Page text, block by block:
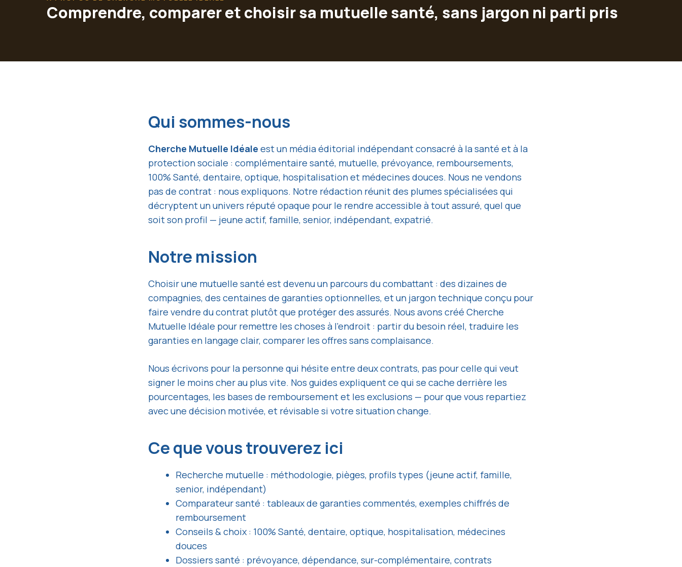
Comprendre, comparer et choisir sa mutuelle santé, sans jargon ni parti pris
Qui sommes-nous
Cherche Mutuelle Idéale est un média éditorial indépendant consacré à la santé et à la
protection sociale : complémentaire santé, mutuelle, prévoyance, remboursements,
100% Santé, dentaire, optique, hospitalisation et médecines douces. Nous ne vendons
pas de contrat : nous expliquons. Notre rédaction réunit des plumes spécialisées qui
décryptent un univers réputé opaque pour le rendre accessible à tout assuré, quel que
soit son profil — jeune actif, famille, senior, indépendant, expatrié.
Notre mission
Choisir une mutuelle santé est devenu un parcours du combattant : des dizaines de
compagnies, des centaines de garanties optionnelles, et un jargon technique conçu pour
faire vendre du contrat plutôt que protéger des assurés. Nous avons créé Cherche
Mutuelle Idéale pour remettre les choses à l’endroit : partir du besoin réel, traduire les
garanties en langage clair, comparer les offres sans complaisance.
Nous écrivons pour la personne qui hésite entre deux contrats, pas pour celle qui veut
signer le moins cher au plus vite. Nos guides expliquent ce qui se cache derrière les
pourcentages, les bases de remboursement et les exclusions — pour que vous repartiez
avec une décision motivée, et révisable si votre situation change.
Ce que vous trouverez ici
Recherche mutuelle : méthodologie, pièges, profils types (jeune actif, famille,
senior, indépendant)
Comparateur santé : tableaux de garanties commentés, exemples chiffrés de
remboursement
Conseils & choix : 100% Santé, dentaire, optique, hospitalisation, médecines
douces
Dossiers santé : prévoyance, dépendance, sur-complémentaire, contrats